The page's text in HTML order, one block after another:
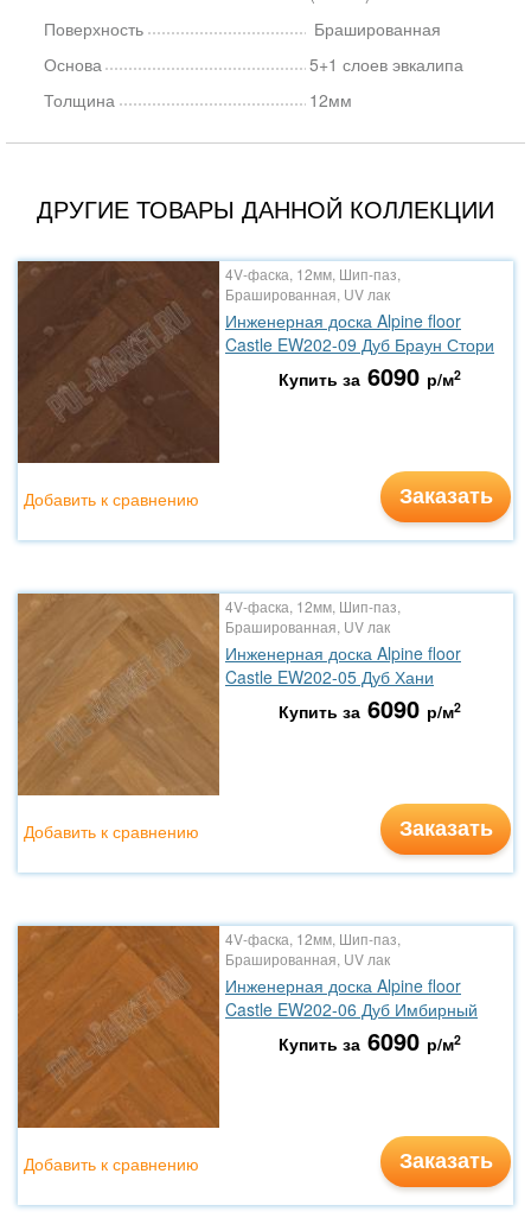
Поверхность
Брашированная
Основа
5+1 слоев эвкалипа
Толщина
12мм
ДРУГИЕ ТОВАРЫ ДАННОЙ КОЛЛЕКЦИИ
4V-фаска, 12мм, Шип-паз,
Брашированная, UV лак
Инженерная доска Alpine floor
Castle EW202-09 Дуб Браун Стори
Купить за 6090 р/м2
Заказать
Добавить к сравнению
4V-фаска, 12мм, Шип-паз,
Брашированная, UV лак
Инженерная доска Alpine floor
Castle EW202-05 Дуб Хани
Купить за 6090 р/м2
Заказать
Добавить к сравнению
4V-фаска, 12мм, Шип-паз,
Брашированная, UV лак
Инженерная доска Alpine floor
Castle EW202-06 Дуб Имбирный
Купить за 6090 р/м2
Заказать
Добавить к сравнению